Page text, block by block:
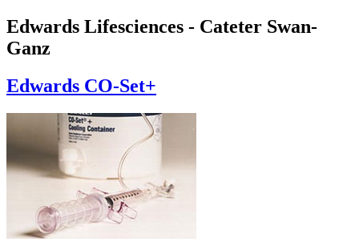
Edwards Lifesciences - Cateter Swan-
Ganz
Edwards CO-Set+